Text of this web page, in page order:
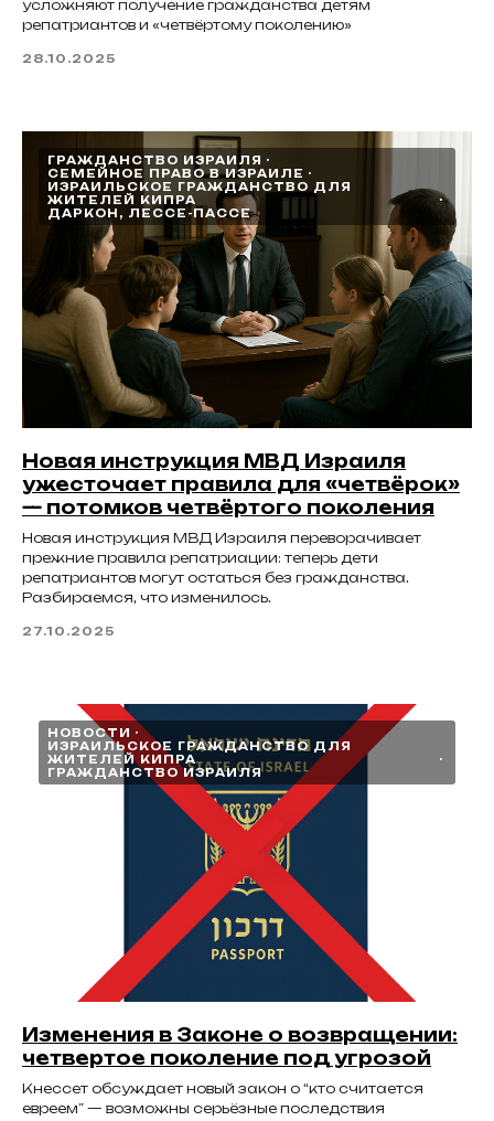
усложняют получение гражданства детям
репатриантов и «четвёртому поколению»
28.10.2025
ГРАЖДАНСТВО ИЗРАИЛЯ
СЕМЕЙНОЕ ПРАВО В ИЗРАИЛЕ
ИЗРАИЛЬСКОЕ ГРАЖДАНСТВО ДЛЯ
ЖИТЕЛЕЙ КИПРА
ДАРКОН, ЛЕССЕ-ПАССЕ
Новая инструкция МВД Израиля
ужесточает правила для «четвёрок»
— потомков четвёртого поколения
Новая инструкция МВД Израиля переворачивает
прежние правила репатриации: теперь дети
репатриантов могут остаться без гражданства.
Разбираемся, что изменилось.
27.10.2025
НОВОСТИ
ИЗРАИЛЬСКОЕ ГРАЖДАНСТВО ДЛЯ
ЖИТЕЛЕЙ КИПРА
ГРАЖДАНСТВО ИЗРАИЛЯ
Изменения в Законе о возвращении:
четвертое поколение под угрозой
Кнессет обсуждает новый закон о “кто считается
евреем” — возможны серьёзные последствия